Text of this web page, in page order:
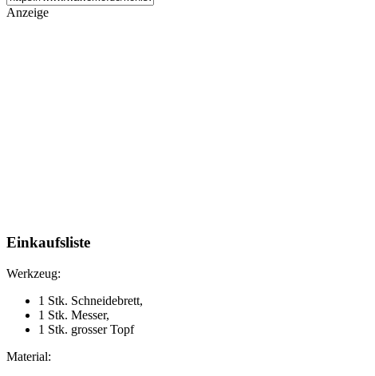
Anzeige
Einkaufsliste
Werkzeug:
1 Stk. Schneidebrett,
1 Stk. Messer,
1 Stk. grosser Topf
Material: